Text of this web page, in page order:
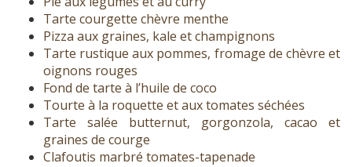
Tarte courgette chèvre menthe
Pizza aux graines, kale et champignons
Tarte rustique aux pommes, fromage de chèvre et
oignons rouges
Fond de tarte à l’huile de coco
Tourte à la roquette et aux tomates séchées
Tarte salée butternut, gorgonzola, cacao et
graines de courge
Clafoutis marbré tomates-tapenade